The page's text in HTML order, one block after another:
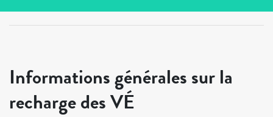
Informations générales sur la
recharge des VÉ